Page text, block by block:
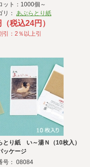
ット：1000個～
リ： あぶらとり紙
税込24円）
引：2％以上引
とり紙 い～湯Ｎ（10枚入）
ッケージ
号： 08084